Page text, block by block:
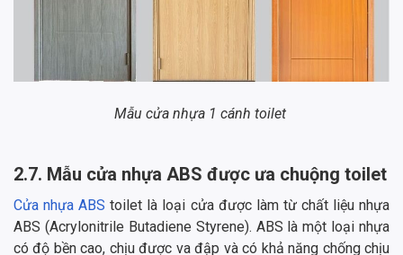
Mẫu cửa nhựa 1 cánh toilet
2.7. Mẫu cửa nhựa ABS được ưa chuộng toilet
Cửa nhựa ABS toilet là loại cửa được làm từ chất liệu nhựa
ABS (Acrylonitrile Butadiene Styrene). ABS là một loại nhựa
có độ bền cao, chịu được va đập và có khả năng chống chịu